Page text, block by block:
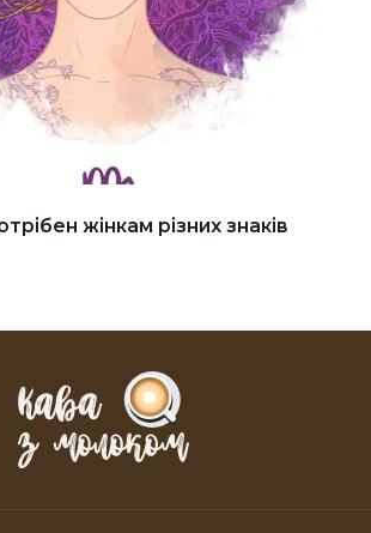
жінкам різних знаків